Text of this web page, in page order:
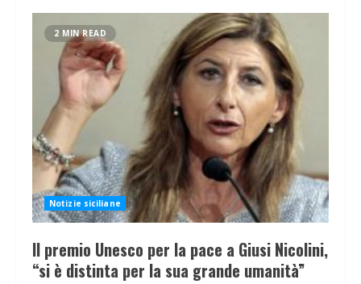
2 MIN READ
Notizie siciliane
Il premio Unesco per la pace a Giusi Nicolini,
“si è distinta per la sua grande umanità”